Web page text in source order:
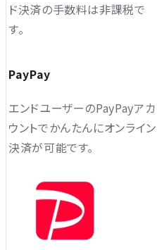
ド決済の手数料は非課税で
す。
PayPay
エンドユーザーのPayPayアカ
ウントでかんたんにオンライン
決済が可能です。